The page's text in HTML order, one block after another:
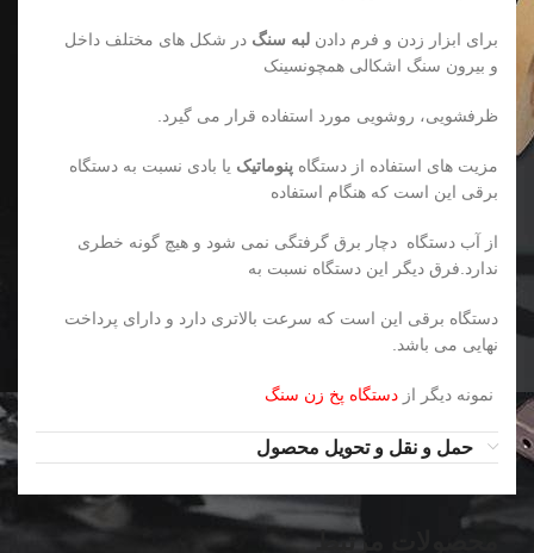
برای ابزار زدن و فرم دادن لبه سنگ در شکل های مختلف داخل
و بیرون سنگ اشکالی همچونسینک
ظرفشویی، روشویی مورد استفاده قرار می گیرد.
مزیت های استفاده از دستگاه پنوماتیک یا بادی نسبت به دستگاه
برقی این است که هنگام استفاده
از آب دستگاه دچار برق گرفتگی نمی شود و هیچ گونه خطری
ندارد.فرق دیگر این دستگاه نسبت به
دستگاه برقی این است که سرعت بالاتری دارد و دارای پرداخت
نهایی می باشد.
نمونه دیگر از دستگاه پخ زن سنگ
حمل و نقل و تحویل محصول
محصولات مرتبط